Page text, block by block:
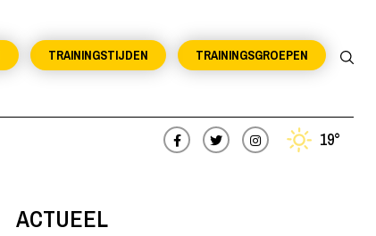
TRAININGSGROEPEN
TRAININGSTIJDEN
19°
ACTUEEL